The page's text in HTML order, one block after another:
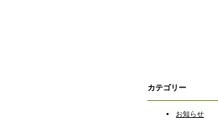
カテゴリー
お知らせ